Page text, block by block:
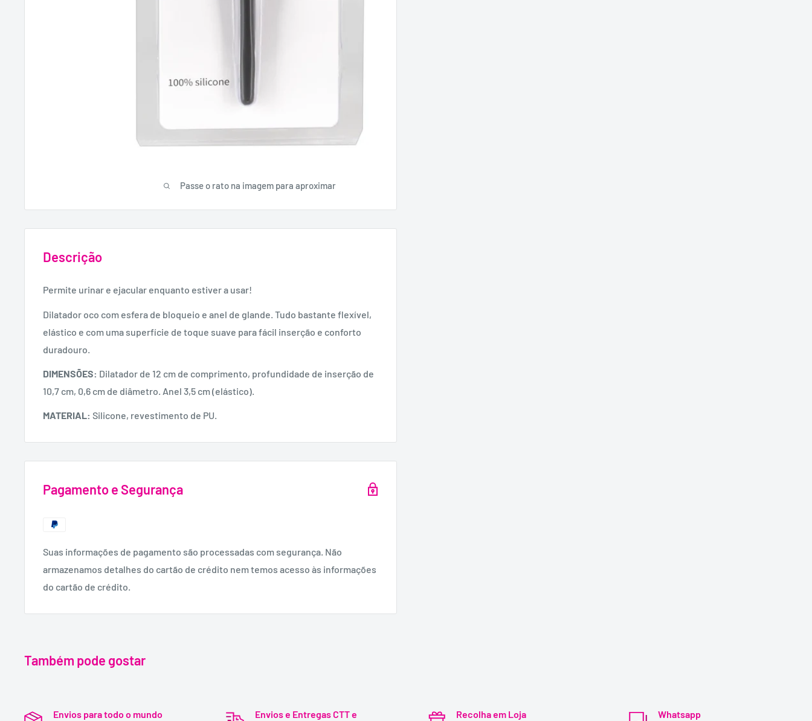
Passe o rato na imagem para aproximar
Descrição
Permite urinar e ejacular enquanto estiver a usar!
Dilatador oco com esfera de bloqueio e anel de glande. Tudo bastante flexível,
elástico e com uma superfície de toque suave para fácil inserção e conforto
duradouro.
DIMENSÕES: Dilatador de 12 cm de comprimento, profundidade de inserção de
10,7 cm, 0,6 cm de diâmetro. Anel 3,5 cm (elástico).
MATERIAL: Silicone, revestimento de PU.
Pagamento e Segurança
Suas informações de pagamento são processadas com segurança. Não
armazenamos detalhes do cartão de crédito nem temos acesso às informações
do cartão de crédito.
Também pode gostar
Envios para todo o mundo
Envios e Entregas CTT e
Recolha em Loja
Whatsapp